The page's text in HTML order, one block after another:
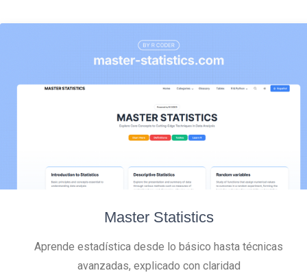
Master Statistics
Aprende estadística desde lo básico hasta técnicas
avanzadas, explicado con claridad